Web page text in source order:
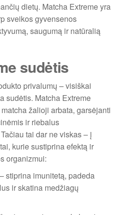
dietų. Matcha Extreme yra
sveikos gyvensenos
saugumą ir natūralią
sudėtis
privalumų – visiškai
sudėtis. Matcha Extreme
žalioji arbata, garsėjanti
ir riebalus
tai dar ne viskas – į
kurie sustiprina efektą ir
organizmui:
– stiprina imunitetą, padeda
ir skatina medžiagų